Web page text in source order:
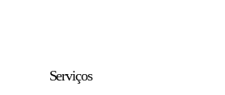
Serviços